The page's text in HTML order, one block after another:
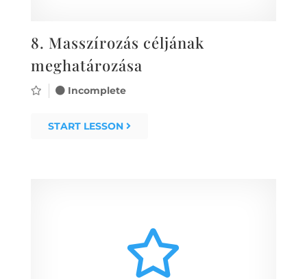
8. Masszírozás céljának
meghatározása
Incomplete
START LESSON